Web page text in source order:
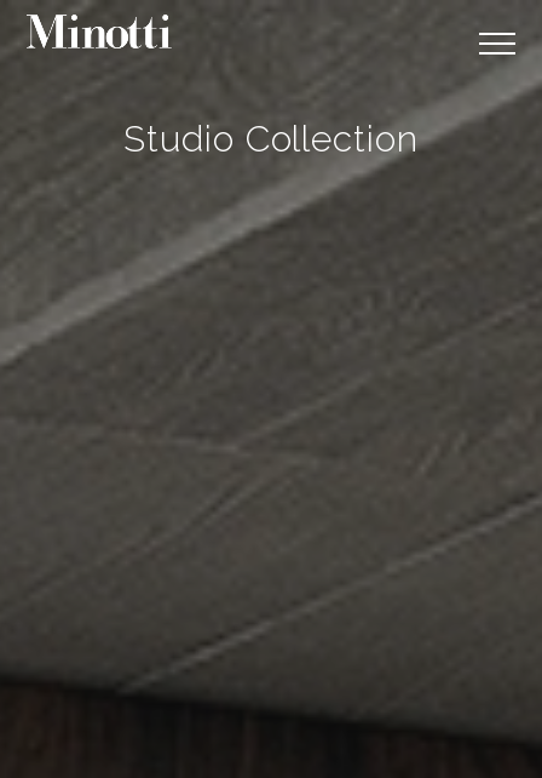
Studio Collection